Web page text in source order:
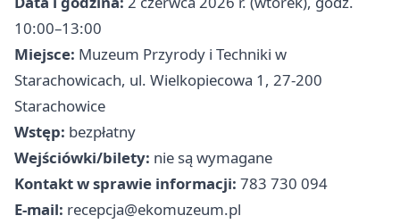
10:00–13:00
Miejsce: Muzeum Przyrody i Techniki w
Starachowicach, ul. Wielkopiecowa 1, 27-200
Starachowice
Wstęp: bezpłatny
Wejściówki/bilety: nie są wymagane
Kontakt w sprawie informacji: 783 730 094
E-mail: recepcja@ekomuzeum.pl